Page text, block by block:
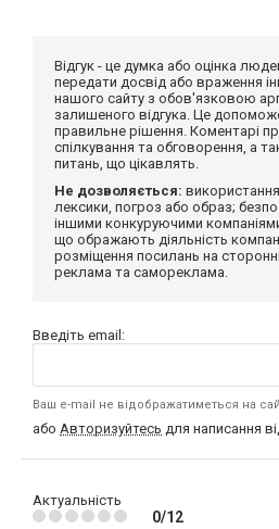
Відгук - це думка або оцінка
передати досвід або враження
нашого сайту з обов'язковою
залишеного відгука. Це
правильне рішення. Коментарі
спілкування та обговорення, а
питань, що цікавлять.
Не дозволяється:
лексики, погроз або образ;
іншими конкуруючими
що ображають діяльність
розміщення посилань на
реклама та самореклама.
Введіть email:
Ваш e-mail не відображатиметься на
або Авторизуйтесь для написання
Актуальність
0/12